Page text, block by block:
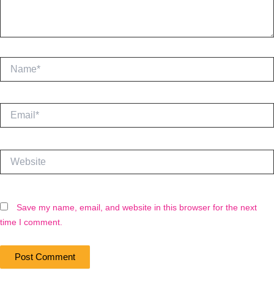
Email*
Save my name, email, and website in this browser for the next
time I comment.